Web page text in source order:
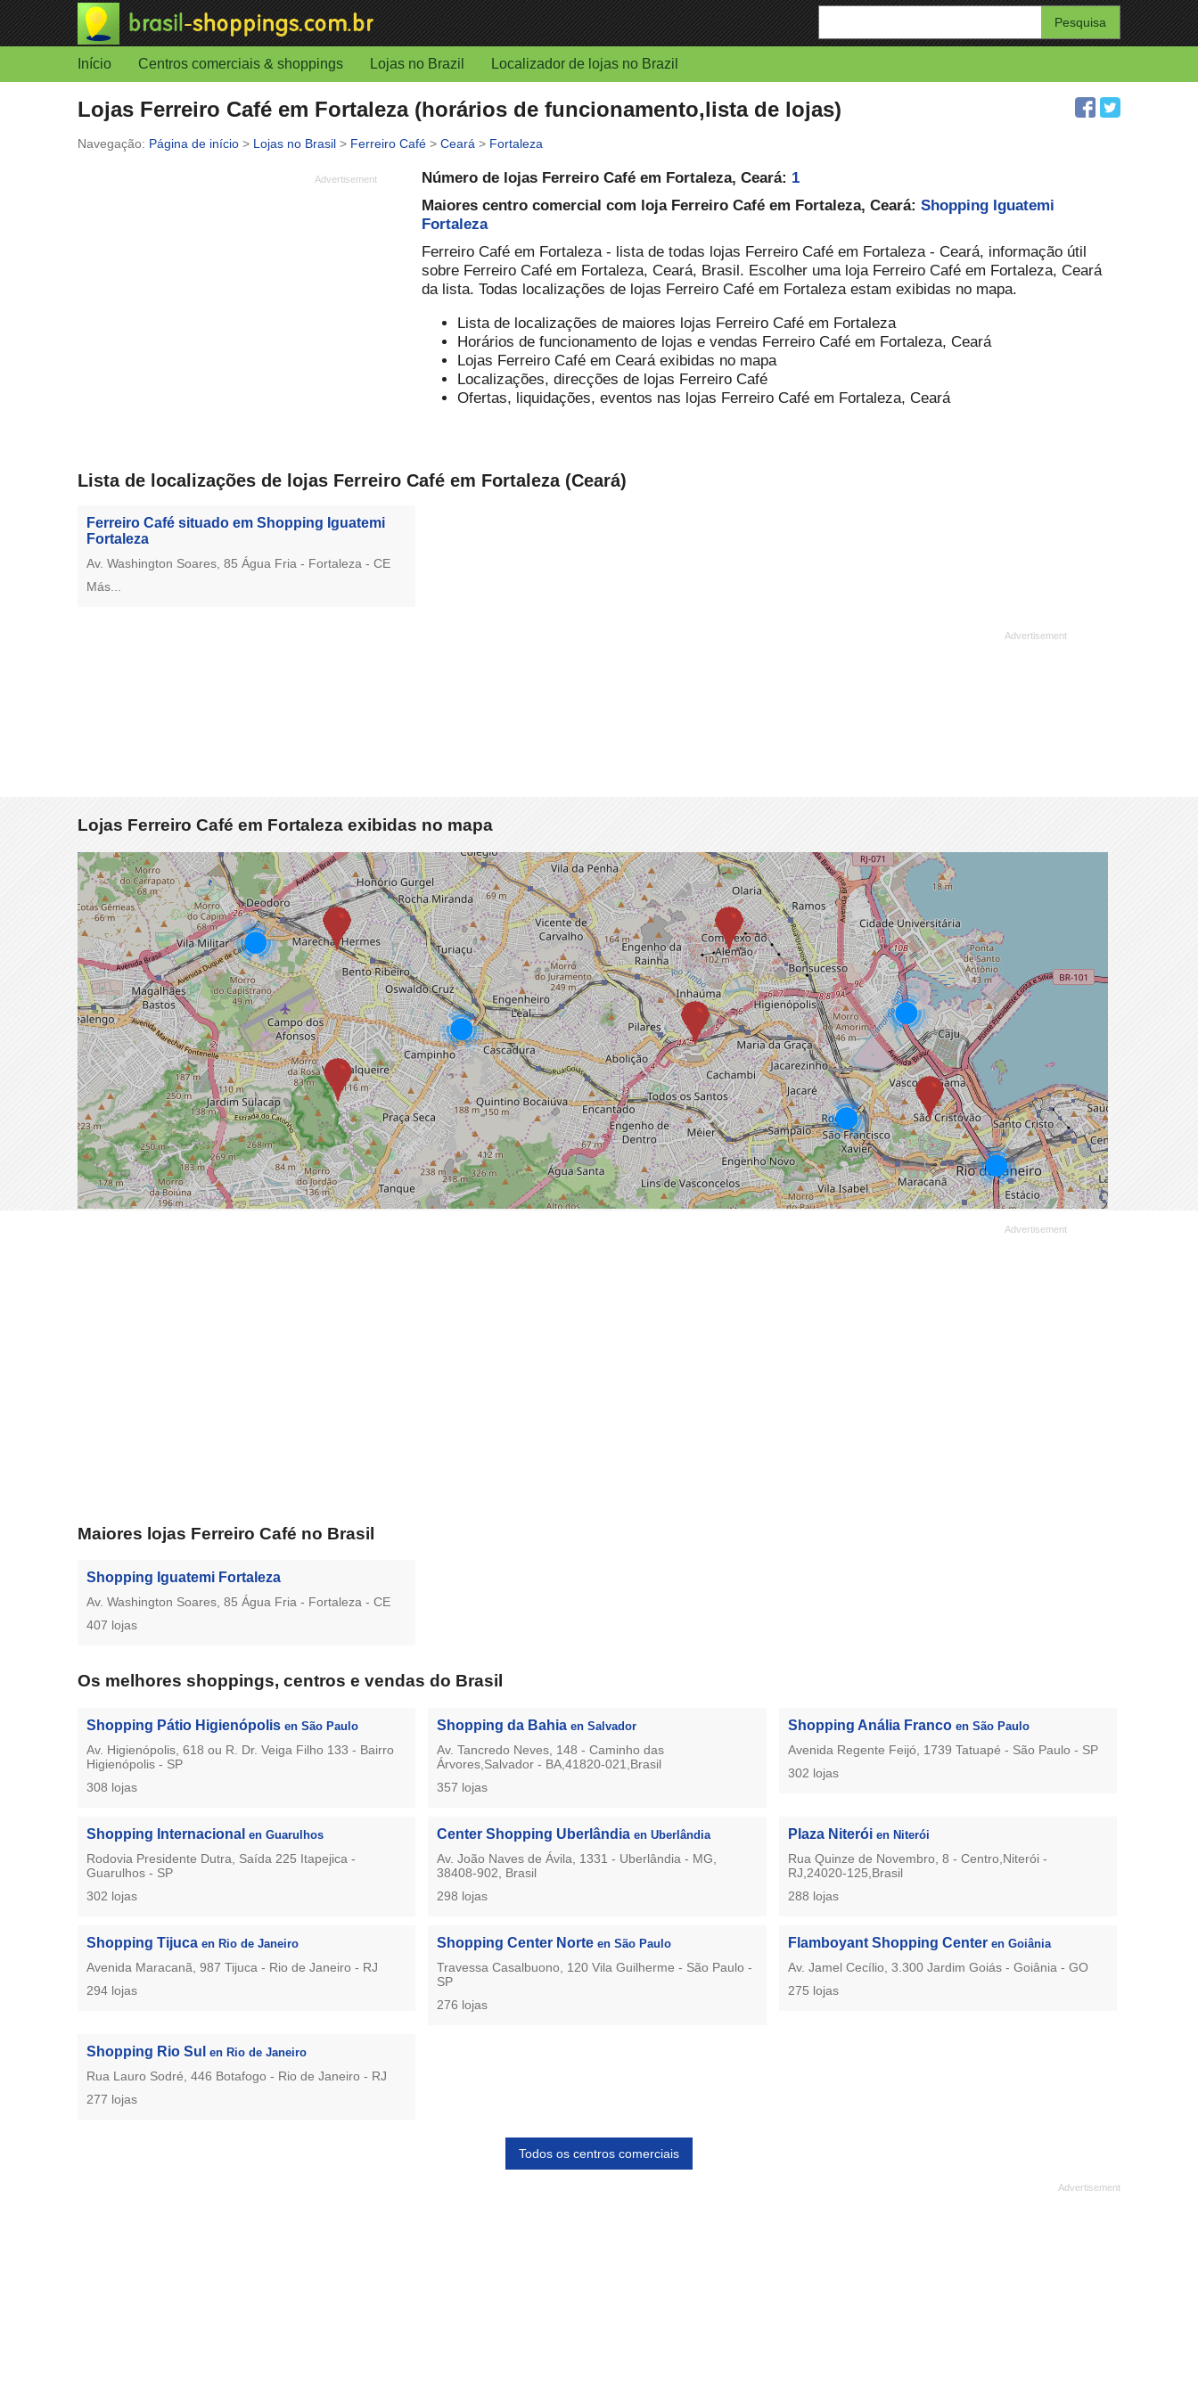
Enter
your
search
Início Centros comerciais & shoppings Lojas no Brazil Localizador de lojas no Brazil
Lojas Ferreiro Café em Fortaleza (horários de funcionamento,lista de lojas)
Página de início > Lojas no Brasil > Ferreiro Café > Ceará > Fortaleza
Número de lojas Ferreiro Café em Fortaleza, Ceará: 1
Maiores centro comercial com loja Ferreiro Café em Fortaleza, Ceará:Shopping Iguatemi
Fortaleza
Ferreiro Café em Fortaleza - lista de todas lojas Ferreiro Café em Fortaleza - Ceará, informação útil
sobre Ferreiro Café em Fortaleza, Ceará, Brasil. Escolher uma loja Ferreiro Café em Fortaleza, Ceará
da lista. Todas localizações de lojas Ferreiro Café em Fortaleza estam exibidas no mapa.
Lista de localizações de maiores lojas Ferreiro Café em Fortaleza
Horários de funcionamento de lojas e vendas Ferreiro Café em Fortaleza, Ceará
Lojas Ferreiro Café em Ceará exibidas no mapa
Localizações, direcções de lojas Ferreiro Café
Ofertas, liquidações, eventos nas lojas Ferreiro Café em Fortaleza, Ceará
Lista de localizações de lojas Ferreiro Café em Fortaleza (Ceará)
Ferreiro Café situado em Shopping Iguatemi
Fortaleza
Av. Washington Soares, 85 Água Fria - Fortaleza - CE
Más...
Lojas Ferreiro Café em Fortaleza exibidas no mapa
Maiores lojas Ferreiro Café no Brasil
Shopping Iguatemi Fortaleza
Av. Washington Soares, 85 Água Fria - Fortaleza - CE
407 lojas
Os melhores shoppings, centros e vendas do Brasil
Shopping Pátio Higienópolis en São Paulo
Av. Higienópolis, 618 ou R. Dr. Veiga Filho 133 - Bairro
Higienópolis - SP
308 lojas
Shopping da Bahiaen Salvador
Av. Tancredo Neves, 148 - Caminho das
Árvores,Salvador - BA,41820-021,Brasil
357 lojas
Shopping Anália Franco en São Paulo
Avenida Regente Feijó, 1739 Tatuapé - São Paulo - SP
302 lojas
Shopping Internacional en Guarulhos
Rodovia Presidente Dutra, Saída 225 Itapejica -
Guarulhos - SP
302 lojas
Center Shopping Uberlândiaen Uberlândia
Av. João Naves de Ávila, 1331 - Uberlândia - MG,
38408-902, Brasil
298 lojas
Plaza Niterói en Niterói
Rua Quinze de Novembro, 8 - Centro,Niterói -
RJ,24020-125,Brasil
288 lojas
Shopping Tijuca en Rio de Janeiro
Avenida Maracanã, 987 Tijuca - Rio de Janeiro - RJ
294 lojas
Shopping Center Norteen São Paulo
Travessa Casalbuono, 120 Vila Guilherme - São Paulo -
SP
276 lojas
Flamboyant Shopping Center en Goiânia
Av. Jamel Cecílio, 3.300 Jardim Goiás - Goiânia - GO
275 lojas
Shopping Rio Sul en Rio de Janeiro
Rua Lauro Sodré, 446 Botafogo - Rio de Janeiro - RJ
277 lojas
Todos os centros comerciais